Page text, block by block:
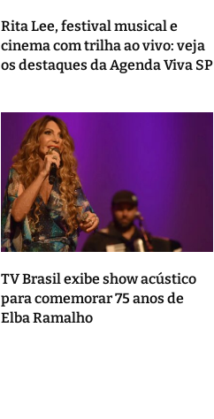
Rita Lee, festival musical e
cinema com trilha ao vivo: veja
os destaques da Agenda Viva SP
TV Brasil exibe show acústico
para comemorar 75 anos de
Elba Ramalho